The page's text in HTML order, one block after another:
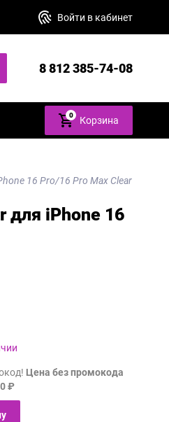
Войти в кабинет
8 812 385-74-08
0 Корзина
16 Pro/16 Pro Max Clear
для iPhone 16
Цена без промокода
₽